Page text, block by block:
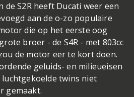
S2R heeft Ducati weer een
aan de o-zo populaire
die op het eerste oog
broer - de S4R - met 803cc
de motor eer te kort doen.
geluids- en milieueisen
twins niet
gemaakt.